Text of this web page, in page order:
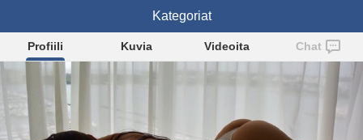
maryzhong
Profiili Kuvia Videoita Chat
Kategoriat